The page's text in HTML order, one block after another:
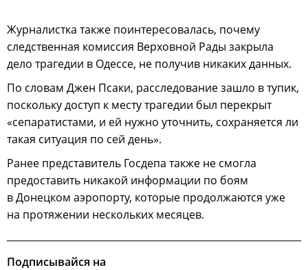
Журналистка также поинтересовалась, почему
следственная комиссия Верховной Рады закрыла
дело трагедии в Одессе, не получив никаких данных.
По словам Джен Псаки, расследование зашло в тупик,
поскольку доступ к месту трагедии был перекрыт
«сепаратистами, и ей нужно уточнить, сохраняется ли
такая ситуация по сей день».
Ранее представитель Госдепа также не смогла
предоставить никакой информации по боям
в Донецком аэропорту, которые продолжаются уже
на протяжении нескольких месяцев.
Подписывайся на